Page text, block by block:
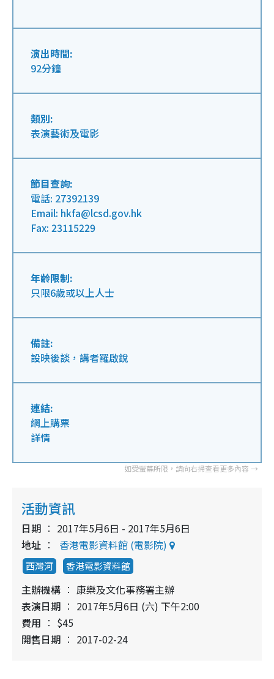
演出時間:
92分鐘
類別:
表演藝術及電影
節目查詢:
電話: 27392139
Email: hkfa@lcsd.gov.hk
Fax: 23115229
年齡限制:
只限6歲或以上人士
備註:
設映後談，講者羅啟銳
連結:
網上購票
詳情
活動資訊
日期
2017年5月6日 - 2017年5月6日
地址
香港電影資料館 (電影院)
西灣河 香港電影資料館
主辦機構
康樂及文化事務署主辦
表演日期
2017年5月6日 (六) 下午2:00
費用
$45
開售日期
2017-02-24